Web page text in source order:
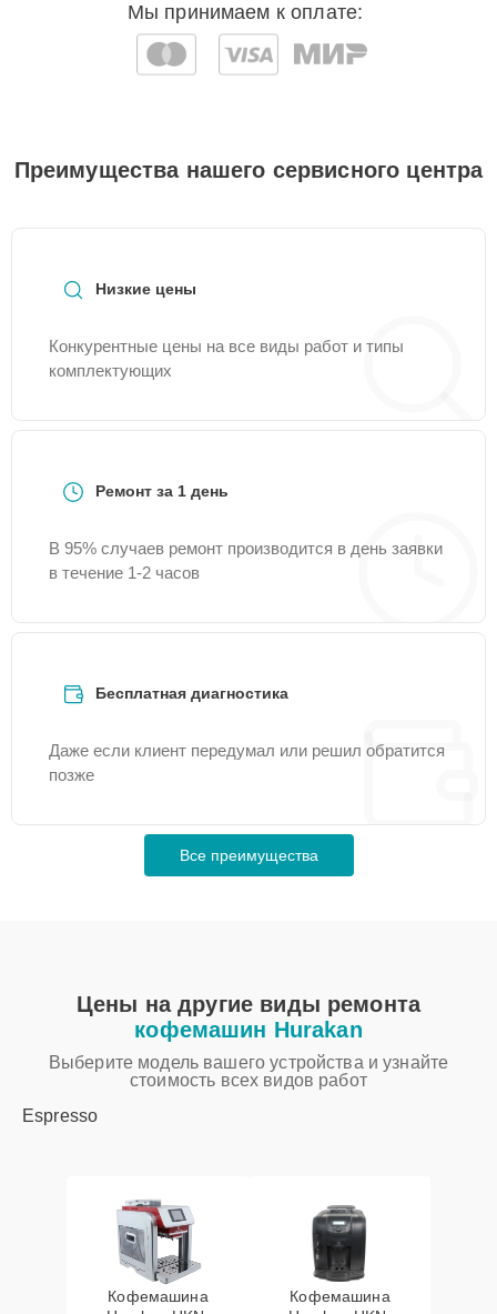
Мы принимаем к оплате:
Преимущества нашего сервисного центра
Низкие цены
Конкурентные цены на все виды работ и типы
комплектующих
Ремонт за 1 день
В 95% случаев ремонт производится в день заявки
в течение 1-2 часов
Бесплатная диагностика
Даже если клиент передумал или решил обратится
позже
Все преимущества
Цены на другие виды ремонта
кофемашин Hurakan
Выберите модель вашего устройства и узнайте
стоимость всех видов работ
Espresso
Кофемашина
Кофемашина